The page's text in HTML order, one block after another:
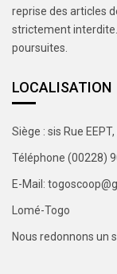
reprise des articles
strictement
poursuites.
LOCALISATION
Siège : sis Rue
Téléphone (00228)
E-Mail:
Lomé-Togo
Nous redonnons un